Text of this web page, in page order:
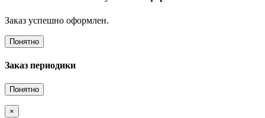
Заказ успешно оформлен.
Понятно
Заказ периодики
Понятно
×